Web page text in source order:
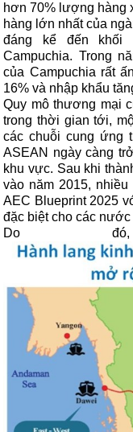
hơn 70% lượng hàng
hàng lớn nhất của
đáng kể đến khối
Campuchia. Trong
của Campuchia rất
16% và nhập khẩu
Quy mô thương mại
trong thời gian tới,
các chuỗi cung ứng
ASEAN ngày càng
khu vực. Sau khi
vào năm 2015,
AEC Blueprint 2025
đặc biệt cho các
Do